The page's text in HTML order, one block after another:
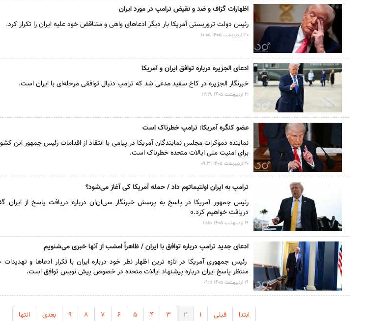
اظهارات گزاف و ضد و نقیض ترامپ در مورد ایران
رئیس دولت تروریستی آمریکا بار دیگر ادعا‌های واهی و متناقض خود علیه ایران را تکرار کرد.
۳۰ ارديبهشت ۱۴۰۵ ۱۰:۰۵
ادعای الجزیره درباره توافق ایران و آمریکا
خبرنگار الجزیره در کاخ سفید مدعی شد که ترامپ دنبال توافقی مرحله‌ای با ایران است.
۲۱ ارديبهشت ۱۴۰۵ ۱۲:۲۸
عضو کنگره آمریکا: ترامپ خطرناک است
نماینده دموکرات مجلس نمایندگان آمریکا در پیامی با انتقاد از اقدامات رئیس جمهور این
برای امنیت ملی ایالات متحده خطرناک است.
۲۰ ارديبهشت ۱۴۰۵ ۰۹:۳۱
ترامپ به ایران اولتیماتوم داد / حمله آمریکا کی آغاز می‌شود؟
رئیس جمهور آمریکا در پاسخ به پرسش خبرنگار سی‌ان‌ان درباره دریافت پاسخ از ایران
دریافت خواهیم کرد.»
۱۹ ارديبهشت ۱۴۰۵ ۱۱:۵۰
ادعای جدید ترامپ درباره توافق با ایران / ظاهراً امشب از آنها خبری می‌شنویم
رئیس جمهوری آمریکا در تازه ترین اظهار نظر خود درباره ایران با تکرار ادعاها و
منتظر پاسخ ایران درباره پیشنهاد ایالات متحده در خصوص پیش نویس توافق است.
۱۹ ارديبهشت ۱۴۰۵ ۰۹:۱۱
ابتدا قبلی ۱ ۲ ۳ ۴ ۵ ۶ ۷ ۸ ۹ بعدی انتها